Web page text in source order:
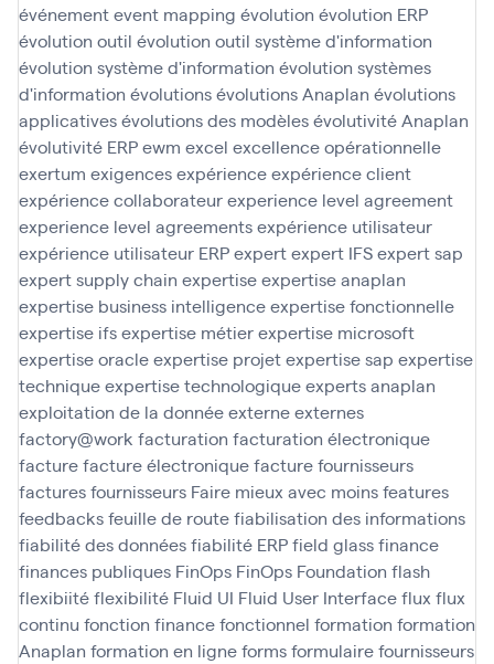
événementevent mapping évolution évolution ERP
évolution outil évolution outil système d'information
évolution système d'information évolution systèmes
d'information évolutionsévolutions Anaplan évolutions
applicativesévolutions des modèlesévolutivité Anaplan
évolutivité ERPewm excel excellence opérationnelle
exertum exigencesexpérienceexpérience client
expérience collaborateurexperience level agreement
experience level agreementsexpérience utilisateur
expérience utilisateur ERPexpertexpert IFSexpert sap
expert supply chain expertiseexpertise anaplan
expertise business intelligenceexpertise fonctionnelle
expertise ifsexpertise métierexpertise microsoft
expertise oracleexpertise projetexpertise sap expertise
techniqueexpertise technologiqueexperts anaplan
exploitation de la donnéeexterneexternes
factory@work facturation facturation électronique
facturefacture électroniquefacture fournisseurs
factures fournisseurs Faire mieux avec moinsfeatures
feedbacksfeuille de routefiabilisation des informations
fiabilité des donnéesfiabilité ERPfield glassfinance
finances publiques FinOps FinOps Foundation flash
flexibiitéflexibilité Fluid UI Fluid User Interfaceflux flux
continu fonction financefonctionnel formation formation
Anaplan formation en ligneformsformulairefournisseurs